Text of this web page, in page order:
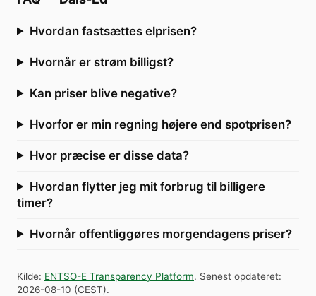
Hvordan fastsættes elprisen?
Hvornår er strøm billigst?
Kan priser blive negative?
Hvorfor er min regning højere end spotprisen?
Hvor præcise er disse data?
Hvordan flytter jeg mit forbrug til billigere
timer?
Hvornår offentliggøres morgendagens priser?
Kilde: ENTSO-E Transparency Platform. Senest opdateret:
2026-08-10 (CEST).